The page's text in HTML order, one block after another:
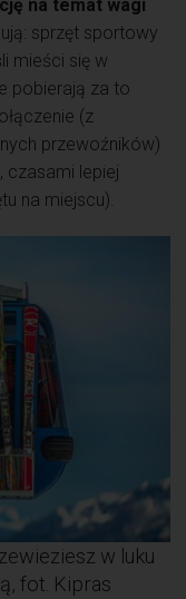
na temat wagi
sprzęt sportowy
mieści się w
pobierają za to
(z
przewoźników)
czasami lepiej
na miejscu).
w luku
fot. Kipras